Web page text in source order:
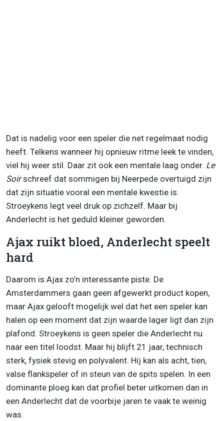
Dat is nadelig voor een speler die net regelmaat nodig
heeft. Telkens wanneer hij opnieuw ritme leek te vinden,
viel hij weer stil. Daar zit ook een mentale laag onder. Le
Soirschreef dat sommigen bij Neerpede overtuigd zijn
dat zijn situatie vooral een mentale kwestie is.
Stroeykens legt veel druk op zichzelf. Maar bij
Anderlecht is het geduld kleiner geworden.
Ajax ruikt bloed, Anderlecht speelt
hard
Daarom is Ajax zo’n interessante piste. De
Amsterdammers gaan geen afgewerkt product kopen,
maar Ajax gelooft mogelijk wel dat het een speler kan
halen op een moment dat zijn waarde lager ligt dan zijn
plafond. Stroeykens is geen speler die Anderlecht nu
naar een titel loodst. Maar hij blijft 21 jaar, technisch
sterk, fysiek stevig en polyvalent. Hij kan als acht, tien,
valse flankspeler of in steun van de spits spelen. In een
dominante ploeg kan dat profiel beter uitkomen dan in
een Anderlecht dat de voorbije jaren te vaak te weinig
was.